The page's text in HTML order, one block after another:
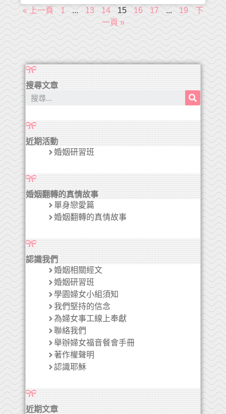
« 上一頁 1 ... 13 14 15 16 17 ... 19
下
一頁 »
搜尋文章
近期活動
婚姻研習班
婚姻翻轉的真情故事
單身戀愛篇
婚姻翻轉的真情故事
認識我們
婚姻相關經文
婚姻研習班
學園婦女小組須知
我們堅持的信念
為婦女事工線上奉獻
聯絡我們
舉辦婦女福音餐會手冊
著作權聲明
認識耶穌
近期文章